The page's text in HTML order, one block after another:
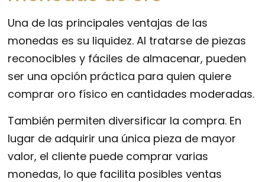
Una de las principales ventajas de las
monedas es su liquidez. Al tratarse de piezas
reconocibles y fáciles de almacenar, pueden
ser una opción práctica para quien quiere
comprar oro físico en cantidades moderadas.
También permiten diversificar la compra. En
lugar de adquirir una única pieza de mayor
valor, el cliente puede comprar varias
monedas, lo que facilita posibles ventas